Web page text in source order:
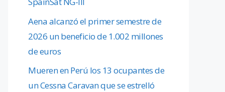
Aena alcanzó el primer semestre de
2026 un beneficio de 1.002 millones
de euros
Mueren en Perú los 13 ocupantes de
un Cessna Caravan que se estrelló